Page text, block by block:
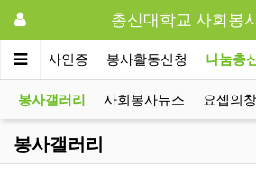
총신대학교 사회봉
사회봉사인증 봉사활동신청 나눔총
봉사갤러리 사회봉사뉴스 요셉의
봉사갤러리